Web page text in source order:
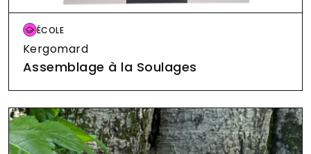
Image
ÉCOLE
Kergomard
Assemblage à la Soulages